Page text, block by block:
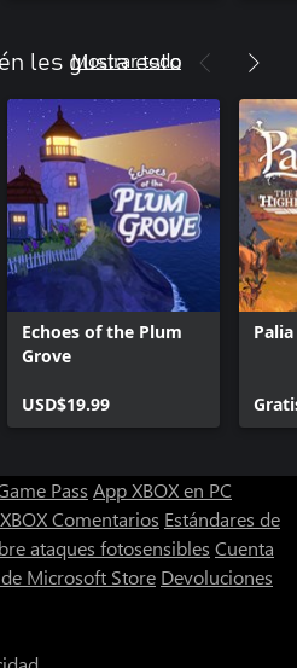
les gusta esto
Mostrar todo
Echoes of the Plum
Grove
USD$19.99
Palia
Pass App XBOX en PC
Comentarios Estándares de
ataques fotosensibles Cuenta
Microsoft Store Devoluciones